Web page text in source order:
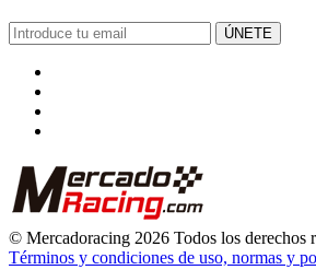
ÚNETE
© Mercadoracing 2026 Todos los derechos
Términos y condiciones de uso, normas y